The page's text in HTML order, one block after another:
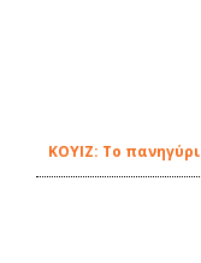
ΚΟΥΙΖ: Το πανηγύρι